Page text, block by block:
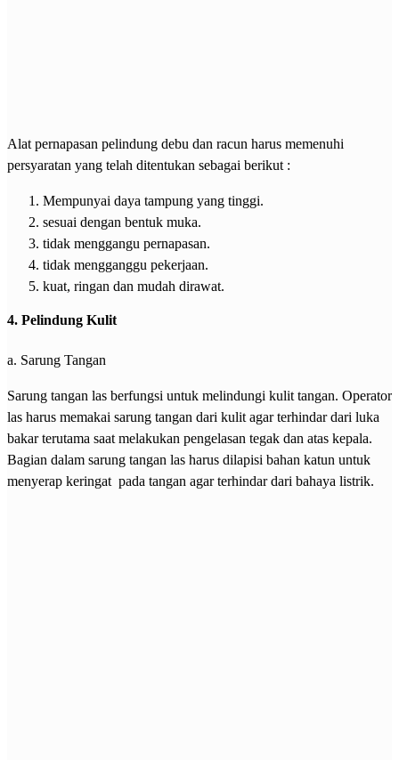
Alat pernapasan pelindung debu dan racun harus memenuhi
persyaratan yang telah ditentukan sebagai berikut :
Mempunyai daya tampung yang tinggi.
sesuai dengan bentuk muka.
tidak menggangu pernapasan.
tidak mengganggu pekerjaan.
kuat, ringan dan mudah dirawat.
4. Pelindung Kulit
a. Sarung Tangan
Sarung tangan las berfungsi untuk melindungi kulit tangan. Operator
las harus memakai sarung tangan dari kulit agar terhindar dari luka
bakar terutama saat melakukan pengelasan tegak dan atas kepala.
Bagian dalam sarung tangan las harus dilapisi bahan katun untuk
menyerap keringat pada tangan agar terhindar dari bahaya listrik.